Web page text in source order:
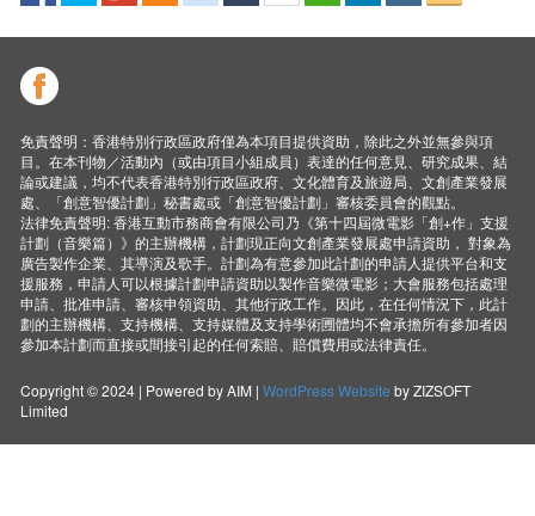
免責聲明：香港特別行政區政府僅為本項目提供資助，除此之外並無參與項
目。在本刊物／活動內（或由項目小組成員）表達的任何意見、研究成果、結
論或建議，均不代表香港特別行政區政府、文化體育及旅遊局、文創產業發展
處、「創意智優計劃」秘書處或「創意智優計劃」審核委員會的觀點。
法律免責聲明: 香港互動市務商會有限公司乃《第十四屆微電影「創+作」支援
計劃（音樂篇）》的主辦機構，計劃現正向文創產業發展處申請資助， 對象為
廣告製作企業、其導演及歌手。計劃為有意參加此計劃的申請人提供平台和支
援服務，申請人可以根據計劃申請資助以製作音樂微電影；大會服務包括處理
申請、批准申請、審核申領資助、其他行政工作。因此，在任何情況下，此計
劃的主辦機構、支持機構、支持媒體及支持學術圑體均不會承擔所有參加者因
參加本計劃而直接或間接引起的任何索賠、賠償費用或法律責任。
Copyright © 2024 | Powered by AIM |WordPress Website by ZIZSOFT
Limited